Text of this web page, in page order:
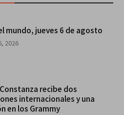
mundo, jueves 6 de agosto
2026
recibe dos
internacionales y una
en los Grammy